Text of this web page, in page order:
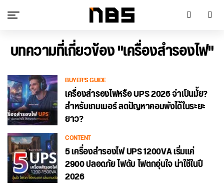
บทความที่เกี่ยวข้อง "เครื่องสำรองไฟ"
BUYER'S GUIDE
เครื่องสำรองไฟหรือ UPS 2026 จำเป็นมั้ย?
สำหรับเกมเมอร์ ลดปัญหาคอมพังได้ในระยะ
ยาว?
CONTENT
5 เครื่องสำรองไฟ UPS 1200VA เริ่มแค่
2900 ปลอดภัย ไฟดับ ไฟตกอุ่นใจ น่าใช้ในปี
2026